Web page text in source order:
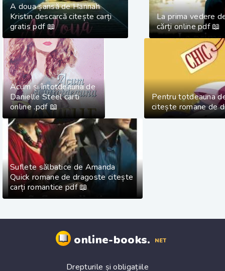
A doua șansă de Hannah
Kristin descarcă citește carți
gratis pdf 📖
La prima vedere
cărți online pdf 📖
Acum și întotdeauna de
Danielle Steel carti
online .pdf 📖
Pentru totdeauna
citește romane de
Suflete sălbatice de Amanda
Quick romane de dragoste citește
carți romantice pdf 📖
online-books. NET
Drepturile și obligațiile